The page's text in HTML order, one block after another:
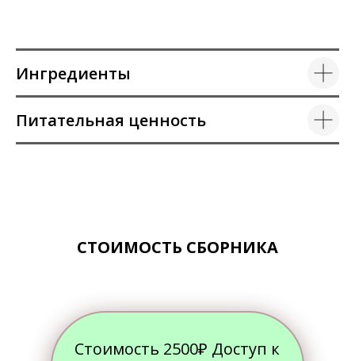
Ингредиенты
Питательная ценность
СТОИМОСТЬ СБОРНИКА
Стоимость 2500₽ Доступ к